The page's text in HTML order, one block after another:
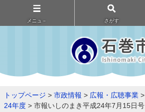
メニュ－ さがす
トップページ > 市政情報 > 広報・広聴事業 >
24年度 > 市報いしのまき平成24年7月15日号